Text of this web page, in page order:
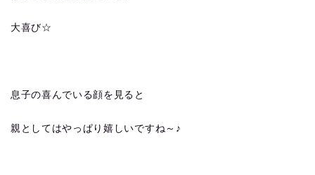
大喜び☆
息子の喜んでいる顔を見ると
親としてはやっぱり嬉しいですね～♪